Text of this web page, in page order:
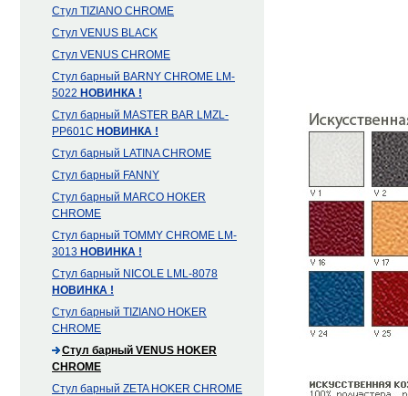
Стул TIZIANO CHROME
Стул VENUS BLACK
Стул VENUS CHROME
Стул барный BARNY CHROME LM-
5022 НОВИНКА !
Стул барный MASTER BAR LMZL-
PP601C НОВИНКА !
Стул барный LATINA CHROME
Стул барный FANNY
Стул барный MARCO HOKER
CHROME
Стул барный TOMMY CHROME LM-
3013 НОВИНКА !
Стул барный NICOLE LML-8078
НОВИНКА !
Стул барный TIZIANO HOKER
CHROME
Стул барный VENUS HOKER
CHROME
Стул барный ZETA HOKER CHROME